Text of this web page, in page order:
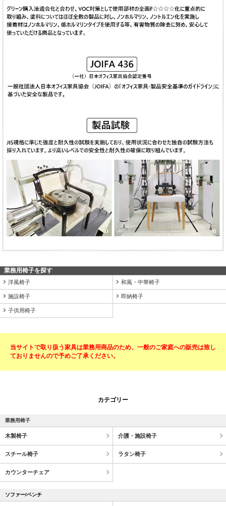
業務用椅子を探す
洋風椅子 和風・中華椅子
施設椅子 即納椅子
子供用椅子
当サイトで取り扱う家具は業務用商品のため、一般のご家庭への販売は致し
ておりませんので予めご了承ください。
カテゴリー
業務用椅子
木製椅子 介護・施設椅子
スチール椅子 ラタン椅子
カウンターチェア
ソファー/ベンチ